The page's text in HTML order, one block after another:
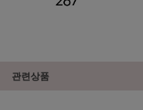
관련상품